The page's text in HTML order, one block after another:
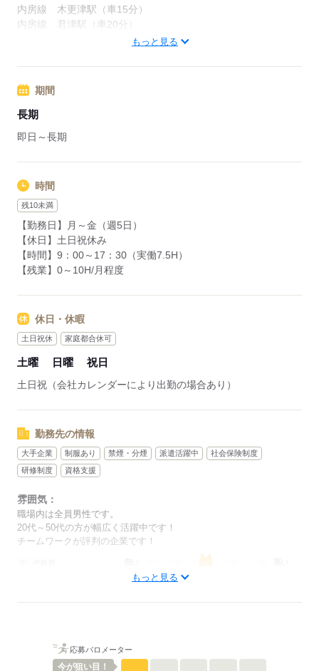
お給料を受け取れます！必要な時にご相談ください。
Q：お昼はどんなところで食べますか？
べています。
内房線 木更津駅（車15分）
内房線 君津駅（車20分）
久留里線 横田駅（車15分）
無料の駐車場・駐輪場完備してます♪
周辺情報：
■車で4分の場所にコンビニあり
もっと見る
期間
長期
即日～長期
時間
残10未満
【勤務日】月～金（週5日）
【休日】土日祝休み
【時間】9：00～17：30（実働7.5H）
【残業】0～10H/月程度
休日・休暇
土日祝休 家庭都合休可
土曜 日曜 祝日
土日祝（会社カレンダーにより出勤の場合あり）
勤務先の情報
大手企業 制服あり 禁煙・分煙 派遣活躍中
社会保険制度
研修制度
資格支援
雰囲気：
職場内は全員男性です。
20代～50代の方が幅広く活躍中です！
チームワークが評判の企業です！
もっと見る
応募バロメーター
今が狙い目！